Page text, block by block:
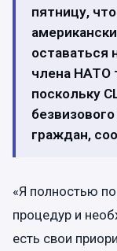
пятницу,
оставаться
члена НАТО
поскольку
граждан,
«Я полностью
процедур и
есть свои